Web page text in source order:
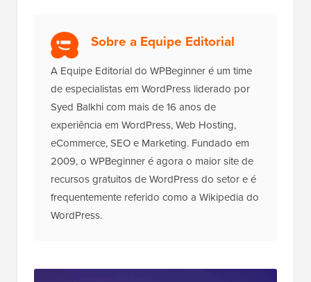
Sobre a Equipe Editorial
A Equipe Editorial do WPBeginner é um time
de especialistas em WordPress liderado por
Syed Balkhi com mais de 16 anos de
experiência em WordPress, Web Hosting,
eCommerce, SEO e Marketing. Fundado em
2009, o WPBeginner é agora o maior site de
recursos gratuitos de WordPress do setor e é
frequentemente referido como a Wikipedia do
WordPress.